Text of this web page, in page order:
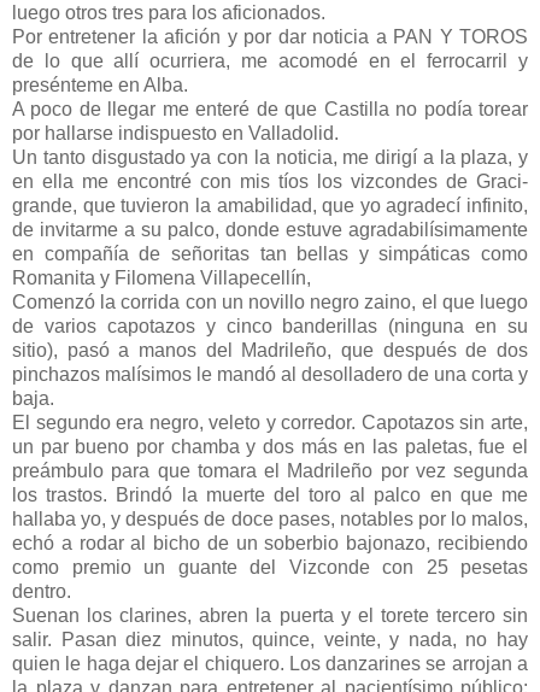
luego otros tres para los aficionados.
Por entretener la afición y por dar noticia a PAN Y TOROS
de lo que allí ocurriera, me acomodé en el ferrocarril y
presénteme en Alba.
A poco de llegar me enteré de que Castilla no podía torear
por hallarse indispuesto en Valladolid.
Un tanto disgustado ya con la noticia, me dirigí a la plaza, y
en ella me encontré con mis tíos los vizcondes de Graci-
grande, que tuvieron la amabilidad, que yo agradecí infinito,
de invitarme a su palco, donde estuve agradabilísimamente
en compañía de señoritas tan bellas y simpáticas como
Romanita y Filomena Villapecellín,
Comenzó la corrida con un novillo negro zaino, el que luego
de varios capotazos y cinco banderillas (ninguna en su
sitio), pasó a manos del Madrileño, que después de dos
pinchazos malísimos le mandó al desolladero de una corta y
baja.
El segundo era negro, veleto y corredor. Capotazos sin arte,
un par bueno por chamba y dos más en las paletas, fue el
preámbulo para que tomara el Madrileño por vez segunda
los trastos. Brindó la muerte del toro al palco en que me
hallaba yo, y después de doce pases, notables por lo malos,
echó a rodar al bicho de un soberbio bajonazo, recibiendo
como premio un guante del Vizconde con 25 pesetas
dentro.
Suenan los clarines, abren la puerta y el torete tercero sin
salir. Pasan diez minutos, quince, veinte, y nada, no hay
quien le haga dejar el chiquero. Los danzarines se arrojan a
la plaza y danzan para entretener al pacientísimo público;